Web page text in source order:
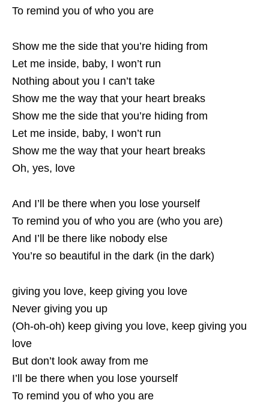
To remind you of who you are
Show me the side that you’re hiding from
Let me inside, baby, I won’t run
Nothing about you I can’t take
Show me the way that your heart breaks
Show me the side that you’re hiding from
Let me inside, baby, I won’t run
Show me the way that your heart breaks
Oh, yes, love
And I’ll be there when you lose yourself
To remind you of who you are (who you are)
And I’ll be there like nobody else
You’re so beautiful in the dark (in the dark)
giving you love, keep giving you love
Never giving you up
(Oh-oh-oh) keep giving you love, keep giving you
love
But don’t look away from me
I’ll be there when you lose yourself
To remind you of who you are